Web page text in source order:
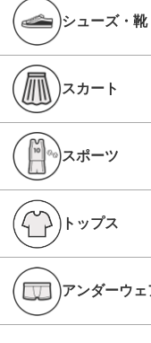
シューズ・靴
スカート
スポーツ
トップス
アンダーウェ